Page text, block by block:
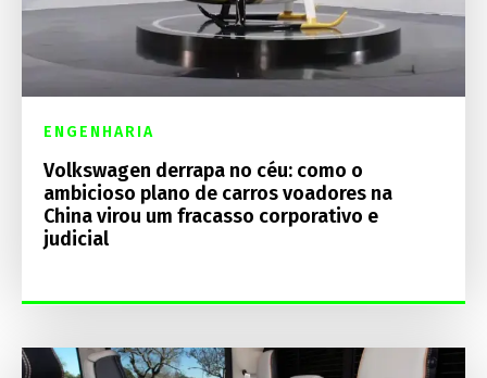
ENGENHARIA
Volkswagen derrapa no céu: como o
ambicioso plano de carros voadores na
China virou um fracasso corporativo e
judicial